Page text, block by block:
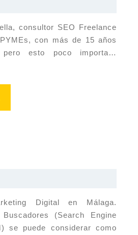
consultor SEO Freelance
con más de 15 años
pero esto poco importa…
Más...
Digital en Málaga.
(Search Engine
se puede considerar como